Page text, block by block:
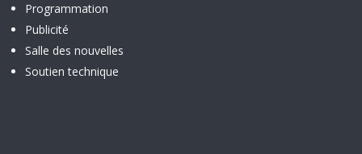
Programmation
Publicité
Salle des nouvelles
Soutien technique